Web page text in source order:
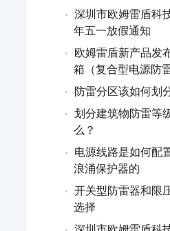
深圳市欧姆雷盾科
年五一放假通知
欧姆雷盾新产品发
箱（复合型电源防
防雷分区该如何划
划分建筑物防雷等
么？
电源线路是如何配
浪涌保护器的
开关型防雷器和限
选择